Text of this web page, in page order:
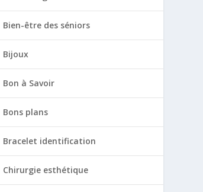
Bien-être des séniors
Bijoux
Bon à Savoir
Bons plans
Bracelet identification
Chirurgie esthétique